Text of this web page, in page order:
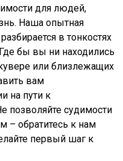
для людей,
Наша опытная
в тонкостях
бы вы ни находились
или близлежащих
вам
на пути к
позволяйте судимости
– обратитесь к нам
первый шаг к